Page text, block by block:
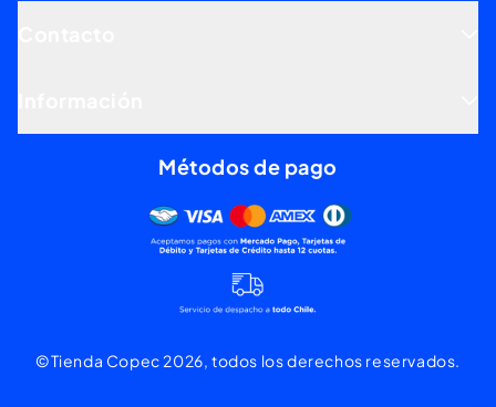
Métodos de pago
©Tienda Copec 2026, todos los derechos reservados.